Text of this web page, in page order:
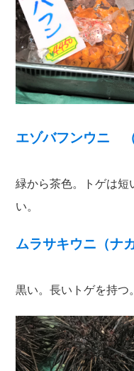
エゾバフンウニ （
緑から茶色。トゲは短
い。
ムラサキウニ（ナ
黒い。長いトゲを持つ。